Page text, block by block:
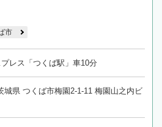
市
レス「つくば駅」車10分
城県 つくば市梅園2-1-11 梅園山之内ビ